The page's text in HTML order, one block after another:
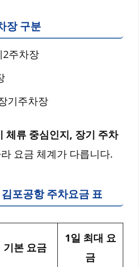
장 구분
2주차장
기주차장
체류 중심인지, 장기 주차
요금 체계가 다릅니다.
포공항 주차요금 표
기본 요금
1일 최대 요
금